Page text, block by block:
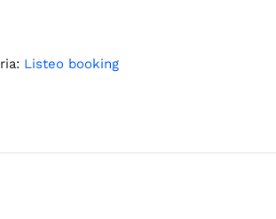
Listeo booking